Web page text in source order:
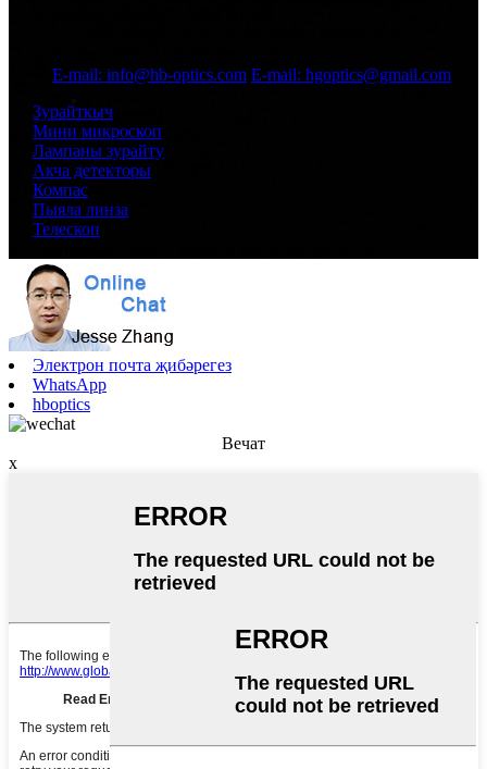
E-mail: info@hb-optics.com E-mail: hgoptics@gmail.com
Зурайткыч
Мини микроскоп
Лампаны зурайту
Акча детекторы
Компас
Пыяла линза
Телескоп
Электрон почта җибәрегез
WhatsApp
hboptics
Вечат
x